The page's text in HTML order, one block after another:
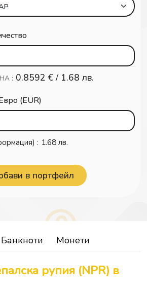
: 0.8592 € / 1.68 лв.
(EUR)
: 1.68 лв.
Банкноти Монети
рупия (NPR) в